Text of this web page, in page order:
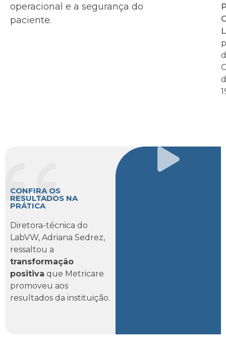
operacional e a segurança do
paciente.
CONFIRA OS
RESULTADOS NA
PRÁTICA
Diretora-técnica do
LabVW, Adriana Sedrez,
ressaltou a
transformação
positiva que Metricare
promoveu aos
resultados da instituição.